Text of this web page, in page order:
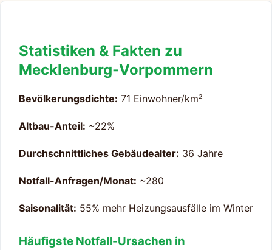
Statistiken & Fakten zu
Mecklenburg-Vorpommern
Bevölkerungsdichte: 71 Einwohner/km²
Altbau-Anteil: ~22%
Durchschnittliches Gebäudealter: 36 Jahre
Notfall-Anfragen/Monat: ~280
Saisonalität: 55% mehr Heizungsausfälle im Winter
Häufigste Notfall-Ursachen in